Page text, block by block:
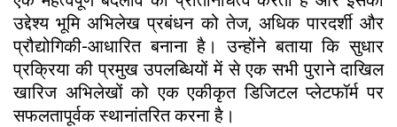
उद्देश्य भूमि अभिलेख प्रबंधन को तेज, अधिक पारदर्शी और
प्रौद्योगिकी-आधारित बनाना है। उन्होंने बताया कि सुधार
प्रक्रिया की प्रमुख उपलब्धियों में से एक सभी पुराने दाखिल
खारिज अभिलेखों को एक एकीकृत डिजिटल प्लेटफॉर्म पर
सफलतापूर्वक स्थानांतरित करना है।